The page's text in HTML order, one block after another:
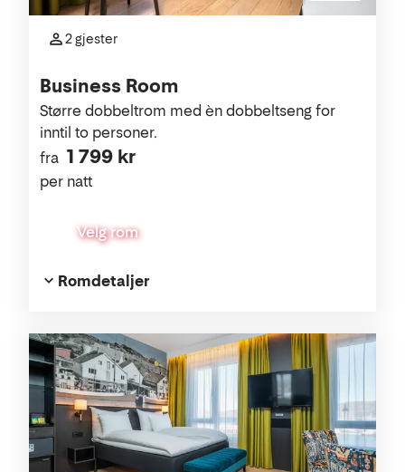
Business Room
fra 1 799 kr
per natt
Større dobbeltrom med èn dobbeltseng for
inntil to personer.
Velg rom
2 gjester
Romdetaljer